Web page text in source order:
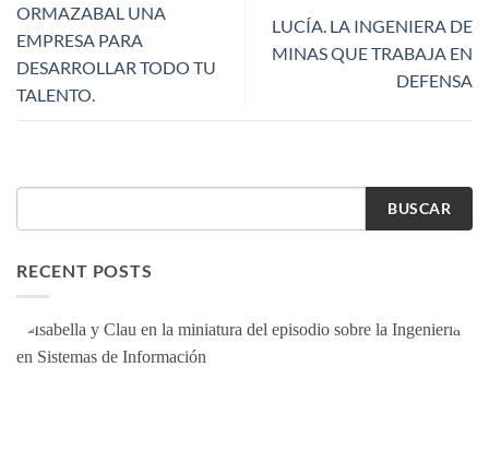
ORMAZABAL UNA
EMPRESA PARA
DESARROLLAR TODO TU
TALENTO.
LUCÍA. LA INGENIERA DE
MINAS QUE TRABAJA EN
DEFENSA
BUSCAR
RECENT POSTS